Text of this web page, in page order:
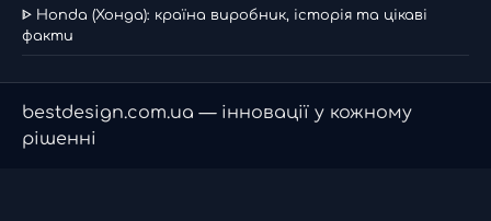
ᐈ Honda (Хонда): країна виробник, історія та цікаві
факти
bestdesign.com.ua — інновації у кожному
рішенні